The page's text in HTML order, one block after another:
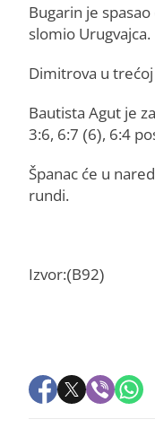
Bugarin je
slomio Urugvajca.
Dimitrova u
Bautista Agut je
3:6, 6:7 (6), 6:4
Španac će u
rundi.
Izvor:(B92)